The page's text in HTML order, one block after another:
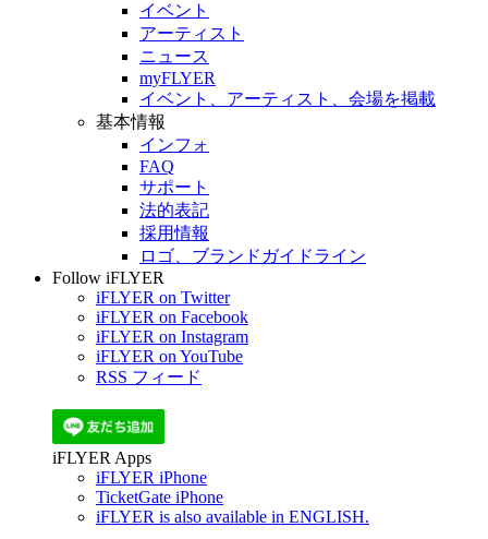
イベント
アーティスト
ニュース
myFLYER
イベント、アーティスト、会場を掲載
基本情報
インフォ
FAQ
サポート
法的表記
採用情報
ロゴ、ブランドガイドライン
Follow iFLYER
iFLYER on Twitter
iFLYER on Facebook
iFLYER on Instagram
iFLYER on YouTube
RSS フィード
iFLYER Apps
iFLYER iPhone
TicketGate iPhone
iFLYER is also available in ENGLISH.